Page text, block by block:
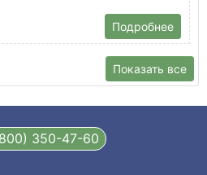
Подробнее
Показать все
350-47-60